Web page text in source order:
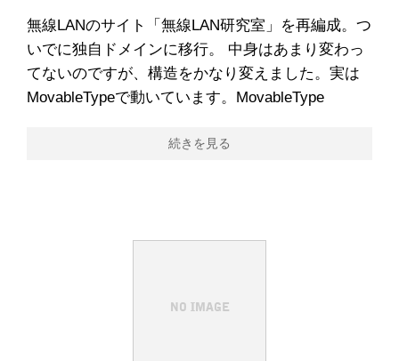
無線LANのサイト「無線LAN研究室」を再編成。つ
いでに独自ドメインに移行。 中身はあまり変わっ
てないのですが、構造をかなり変えました。実は
MovableTypeで動いています。MovableType
続きを見る